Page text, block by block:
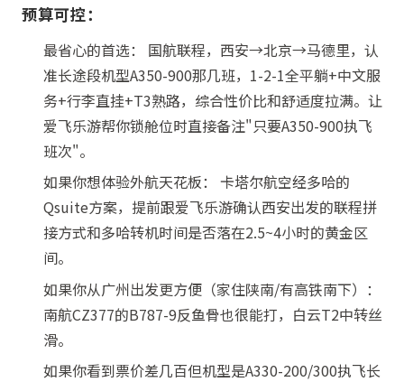
预算可控：
最省心的首选： 国航联程，西安→北京→马德里，认
准长途段机型A350-900那几班，1-2-1全平躺+中文服
务+行李直挂+T3熟路，综合性价比和舒适度拉满。让
爱飞乐游帮你锁舱位时直接备注"只要A350-900执飞
班次"。
如果你想体验外航天花板： 卡塔尔航空经多哈的
Qsuite方案，提前跟爱飞乐游确认西安出发的联程拼
接方式和多哈转机时间是否落在2.5~4小时的黄金区
间。
如果你从广州出发更方便（家住陕南/有高铁南下）：
南航CZ377的B787-9反鱼骨也很能打，白云T2中转丝
滑。
如果你看到票价差几百但机型是A330-200/300执飞长